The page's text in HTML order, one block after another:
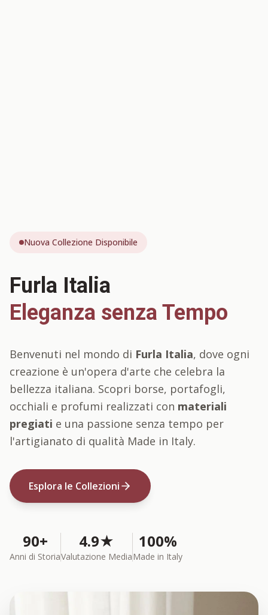
Nuova Collezione Disponibile
Furla Italia
Eleganza senza Tempo
Benvenuti nel mondo di Furla Italia, dove ogni
creazione è un'opera d'arte che celebra la
bellezza italiana. Scopri borse, portafogli,
occhiali e profumi realizzati con materiali
pregiati e una passione senza tempo per
l'artigianato di qualità Made in Italy.
Esplora le Collezioni
90+
Anni di Storia
4.9★
Valutazione Media
100%
Made in Italy